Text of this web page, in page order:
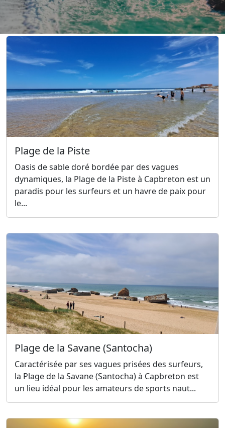
Plages de Capbreton
Plage de la Piste
Oasis de sable doré bordée par des vagues
dynamiques, la Plage de la Piste à Capbreton est un
paradis pour les surfeurs et un havre de paix pour
le...
Plage de la Savane (Santocha)
Caractérisée par ses vagues prisées des surfeurs,
la Plage de la Savane (Santocha) à Capbreton est
un lieu idéal pour les amateurs de sports naut...